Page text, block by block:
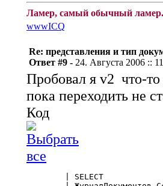
Ламер, самый обычный
wwwICQ
Re: представления и тип
Ответ #9 - 24. Августа 2006 ::
Пробовал я v2 что-то
пока переходить не
Код